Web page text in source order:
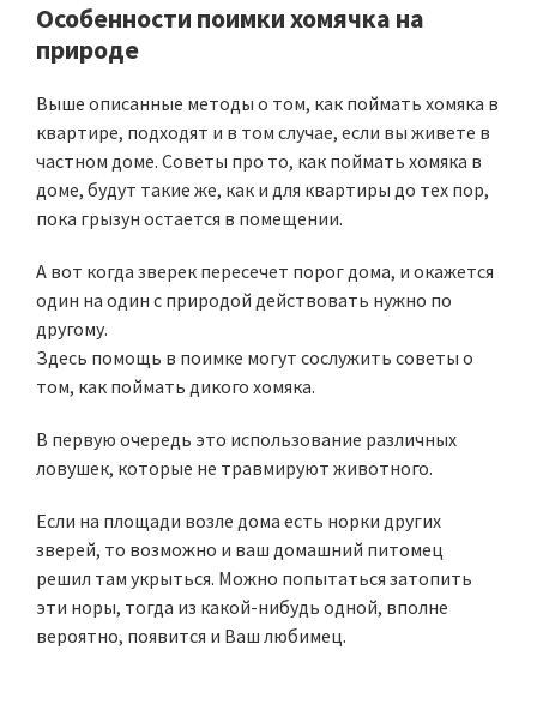
Особенности поимки хомячка на
природе
Выше описанные методы о том, как поймать хомяка в
квартире, подходят и в том случае, если вы живете в
частном доме. Советы про то, как поймать хомяка в
доме, будут такие же, как и для квартиры до тех пор,
пока грызун остается в помещении.
А вот когда зверек пересечет порог дома, и окажется
один на один с природой действовать нужно по
другому.
Здесь помощь в поимке могут сослужить советы о
том, как поймать дикого хомяка.
В первую очередь это использование различных
ловушек, которые не травмируют животного.
Если на площади возле дома есть норки других
зверей, то возможно и ваш домашний питомец
решил там укрыться. Можно попытаться затопить
эти норы, тогда из какой-нибудь одной, вполне
вероятно, появится и Ваш любимец.